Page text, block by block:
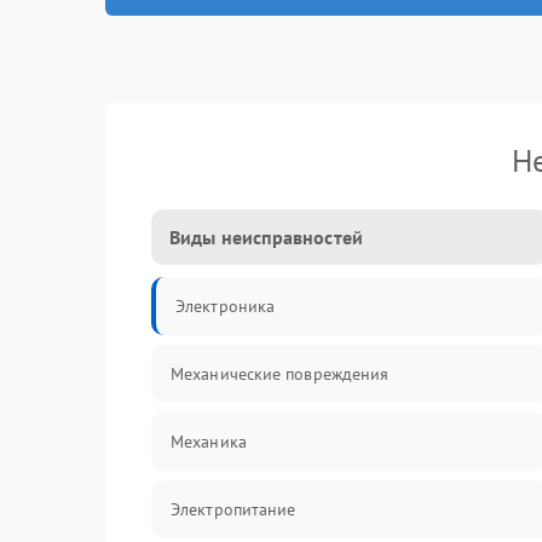
Виды неисправностей
Электроника
Механические повреждения
Механика
Электропитание